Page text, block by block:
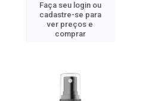
Faça seu login ou
cadastre-se para
ver preços e
comprar